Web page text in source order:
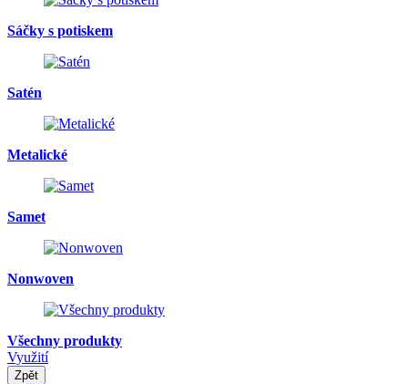
Sáčky s potiskem
Satén
Metalické
Samet
Nonwoven
Všechny produkty
Využití
Zpět